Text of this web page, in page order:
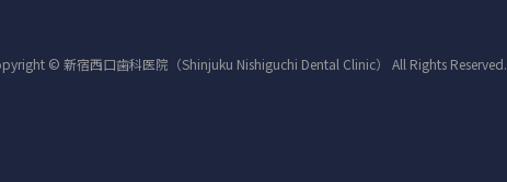
© 新宿西口歯科医院（Shinjuku Nishiguchi Dental Clinic） All Rights Reserved.